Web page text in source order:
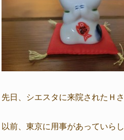
先日、シエスタに来院されたＨ
以前、東京に用事があっていら